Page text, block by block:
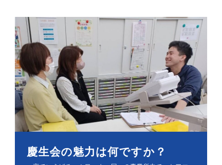
慶生会の魅力は何ですか？